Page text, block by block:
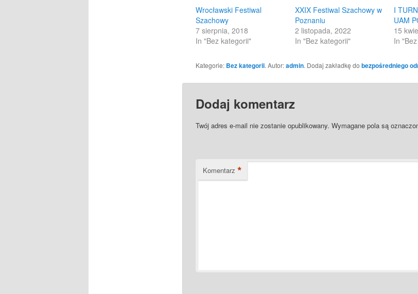
Wrocławski Festiwal
Szachowy
7 sierpnia, 2018
In "Bez kategorii"
XXIX Festiwal Szachowy w
Poznaniu
2 listopada, 2022
In "Bez kategorii"
I
UAM
15
In
Kategorie: Bez kategorii. Autor:admin. Dodaj zakładkę do bezpośredniego
Dodaj komentarz
Twój adres e-mail nie zostanie opublikowany. Wymagane pola są
Komentarz *